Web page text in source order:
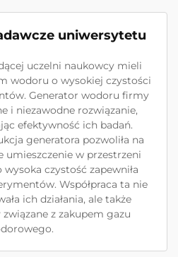
uniwersytetu
uczelni naukowcy mieli
wodoru o wysokiej czystości
Generator wodoru firmy
i niezawodne rozwiązanie,
efektywność ich badań.
generatora pozwoliła na
umieszczenie w przestrzeni
czystość zapewniła
Współpraca ta nie
ich działania, ale także
z zakupem gazu